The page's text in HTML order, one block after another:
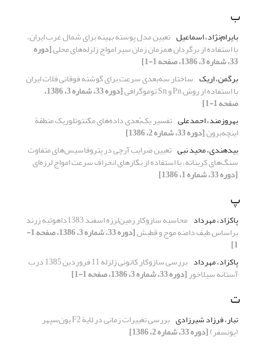
ب
بایرام‌نژاد، اسماعیل تعیین مدل پوسته بهینه برای شمال غرب ایران،
با استفاده از برگردان همزمان زمان سیر امواج زلزله‌های محلی[دوره
33، شماره 3، 1386، صفحه 1-1]
برگمن، اریک ساختار سه‌بعدی سرعت برای گوشته فوقانی فلات ایران
با استفاده از روش Pn و Sn توموگرافی [دوره 33، شماره 3، 1386،
صفحه 1-1]
بهروزمند، احمدعلی تفسیر یک‌بُعدی داده‌‌های مگنتوتلوریک منطقة
اینچه‌برون[دوره 33، شماره 2، 1386]
بیدهندی، محید نبی تعیین ضرایب آرچی در پتروفاسیس‌های متفاوت
سنگ‌های کربناته، با استفاده از نگارهای انحراف سرعت امواج لرزه‌ای
[دوره 33، شماره 1، 1386]
پ
پاکزاد، مهرداد محاسبه سازوکار زمین‌لرزه اسفند 1383داهوئیه زرند
براساس طیف دامنه موج و قطبش [دوره 33، شماره 3، 1386، صفحه 1-
1]
پاکزاد، مهرداد
بررسی سازوکار کانونی زلزله‌ 11 فروردین 1385 درب
آستانه سیلاخور[دوره 33، شماره 3، 1386، صفحه 1-1]
ت
تبار، فرزاد شیرزادی بررسی تغییرات زمانی در لایة F2 یون‌سپهر
(یونسفر)[دوره 33، شماره 2، 1386]